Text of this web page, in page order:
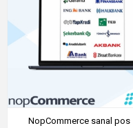
NopCommerce sanal pos